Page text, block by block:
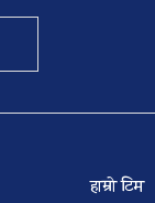
हाम्रो टिम